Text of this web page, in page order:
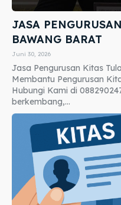
JASA
BAWANG BARAT
Juni 30, 2026
Jasa Pengurusan Kitas
Membantu Pengurusan
Hubungi Kami di
berkembang,...